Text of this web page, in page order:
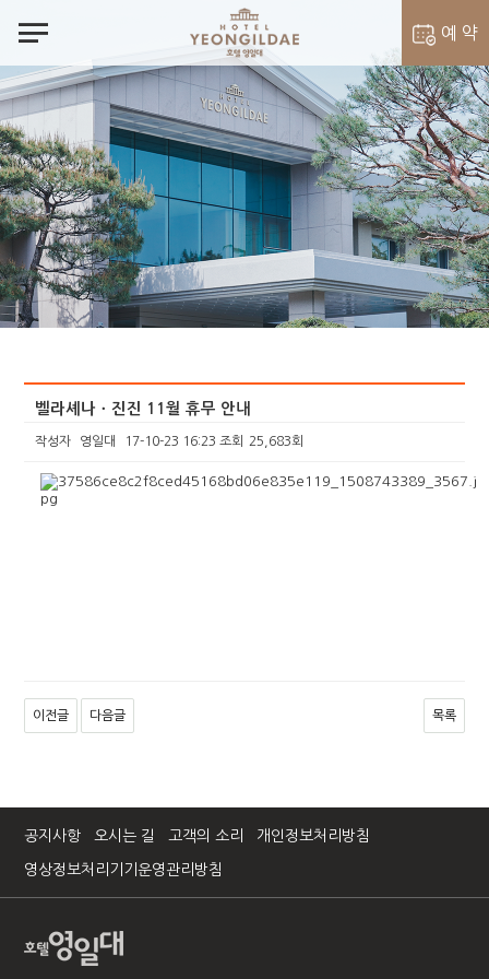
notes 예 약
객실 예약
벨라셰나 예약
벨라셰나ㆍ진진 11월 휴무 안내
작성자 영일대 17-10-23 16:23 조회 25,683회
이전글 다음글 목록
공지사항 오시는 길 고객의 소리 개인정보처리방침
영상정보처리기기운영관리방침